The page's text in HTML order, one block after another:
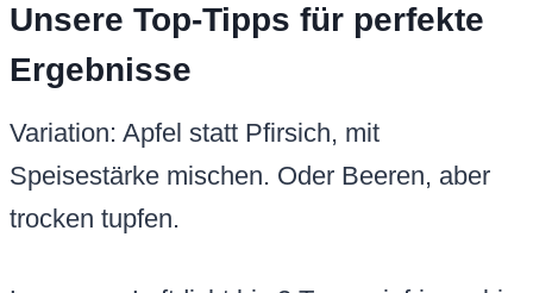
Unsere Top-Tipps für perfekte
Ergebnisse
Variation: Apfel statt Pfirsich, mit
Speisestärke mischen. Oder Beeren, aber
trocken tupfen.